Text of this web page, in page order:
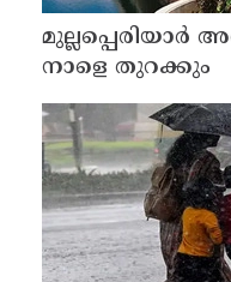
മുല്ലപ്പെരിയാർ
നാളെ തുറക്കും